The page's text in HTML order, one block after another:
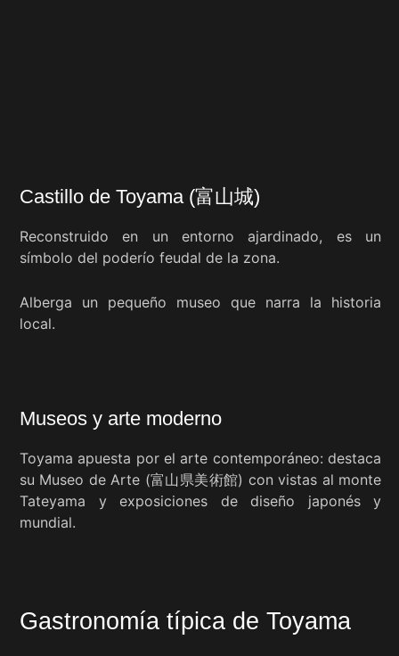
Castillo de Toyama (富山城)
Reconstruido en un entorno ajardinado, es un
símbolo del poderío feudal de la zona.
Alberga un pequeño museo que narra la historia
local.
Museos y arte moderno
Toyama apuesta por el arte contemporáneo: destaca
su Museo de Arte (富山県美術館) con vistas al monte
Tateyama y exposiciones de diseño japonés y
mundial.
Gastronomía típica de Toyama